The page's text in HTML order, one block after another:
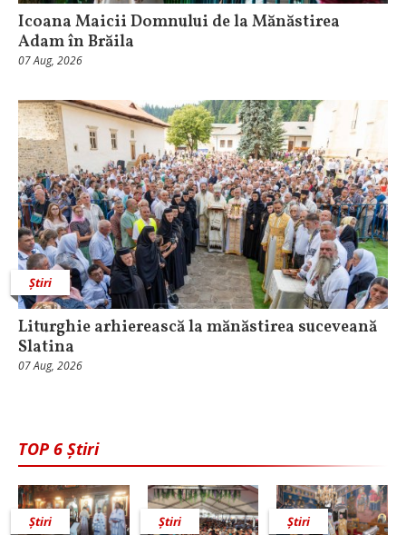
Icoana Maicii Domnului de la Mănăstirea
Adam în Brăila
07 Aug, 2026
Știri
Liturghie arhierească la mănăstirea suceveană
Slatina
07 Aug, 2026
TOP 6 Știri
Știri Știri Știri